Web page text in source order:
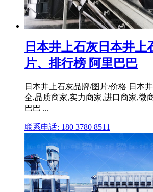
日本井上石灰日本井上
片、排行榜 阿里巴巴
日本井上石灰品牌/图片/价格 日本
全,品质商家,实力商家,进口商家,微
巴巴 ...
联系电话: 180 3780 8511